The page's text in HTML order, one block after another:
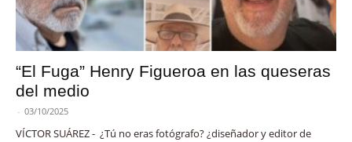
“El Fuga” Henry Figueroa en las queseras
del medio
- 03/10/2025
VÍCTOR SUÁREZ - ¿Tú no eras fotógrafo? ¿diseñador y editor de